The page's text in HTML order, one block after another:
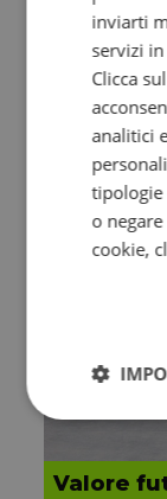
BK2
2024 | 5000
5.950
Valore
inviarti
servizi
Clicca
analitici
tipologie
o
cookie,